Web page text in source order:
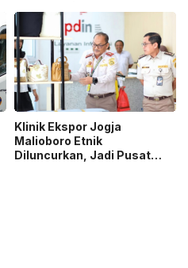
Klinik Ekspor Jogja
Malioboro Etnik
Diluncurkan, Jadi Pusat